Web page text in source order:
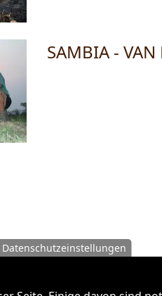
SAMBIA - VAN
Datenschutzeinstellungen